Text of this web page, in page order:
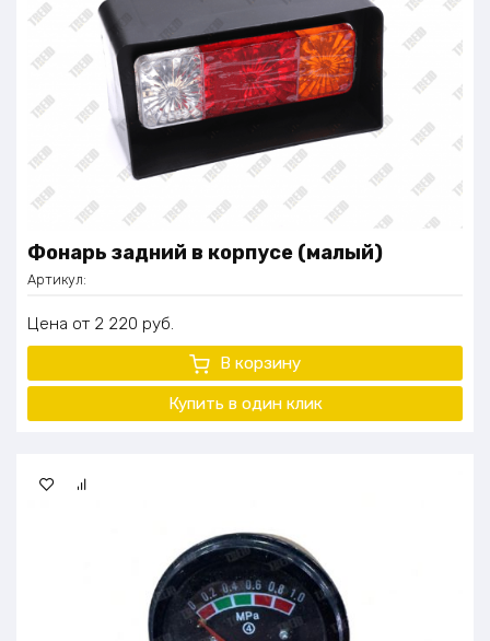
Фонарь задний в корпусе (малый)
Артикул:
Цена 2 220 руб.
В корзину
Купить в один клик